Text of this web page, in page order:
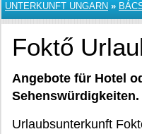
UNTERKUNFT UNGARN »
Foktő
Angebote für Hotel
Sehenswürdigkeiten.
Urlaubsunterkunft